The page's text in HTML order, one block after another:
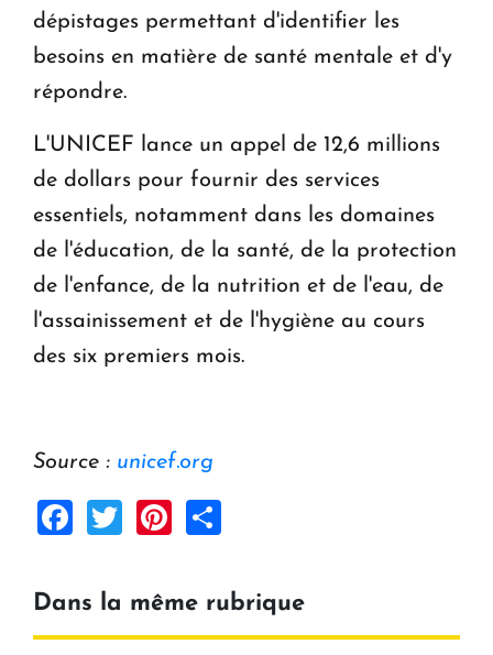
dépistages permettant d'identifier les
besoins en matière de santé mentale et d'y
répondre.
L'UNICEF lance un appel de 12,6 millions
de dollars pour fournir des services
essentiels, notamment dans les domaines
de l'éducation, de la santé, de la protection
de l'enfance, de la nutrition et de l'eau, de
l'assainissement et de l'hygiène au cours
des six premiers mois.
Source : unicef.org
Facebook
TwitterPinterest
Dans la même rubrique